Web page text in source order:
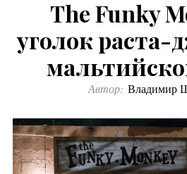
The Funky
уголок раста-
Автор: Владимир